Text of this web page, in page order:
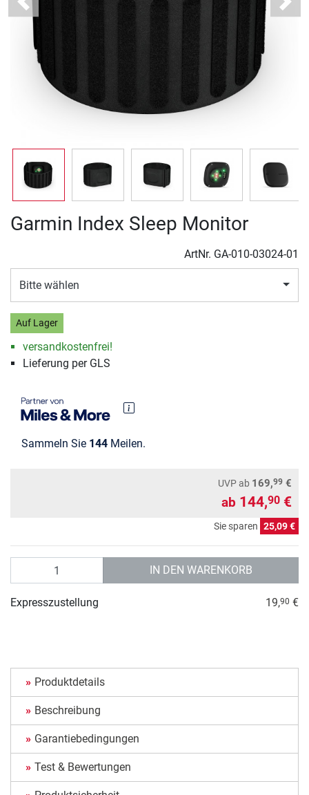
Previous Next
Garmin Index Sleep Monitor
ArtNr. GA-010-03024-01
Bitte wählen
Auf Lager
versandkostenfrei!
Lieferung per GLS
Sammeln Sie 144 Meilen.
UVPab 169,99 €
ab 144,90 €
Sie sparen 25,09 €
IN DEN WARENKORB
Expresszustellung 19,90 €
Produktdetails
Beschreibung
Garantiebedingungen
Test & Bewertungen